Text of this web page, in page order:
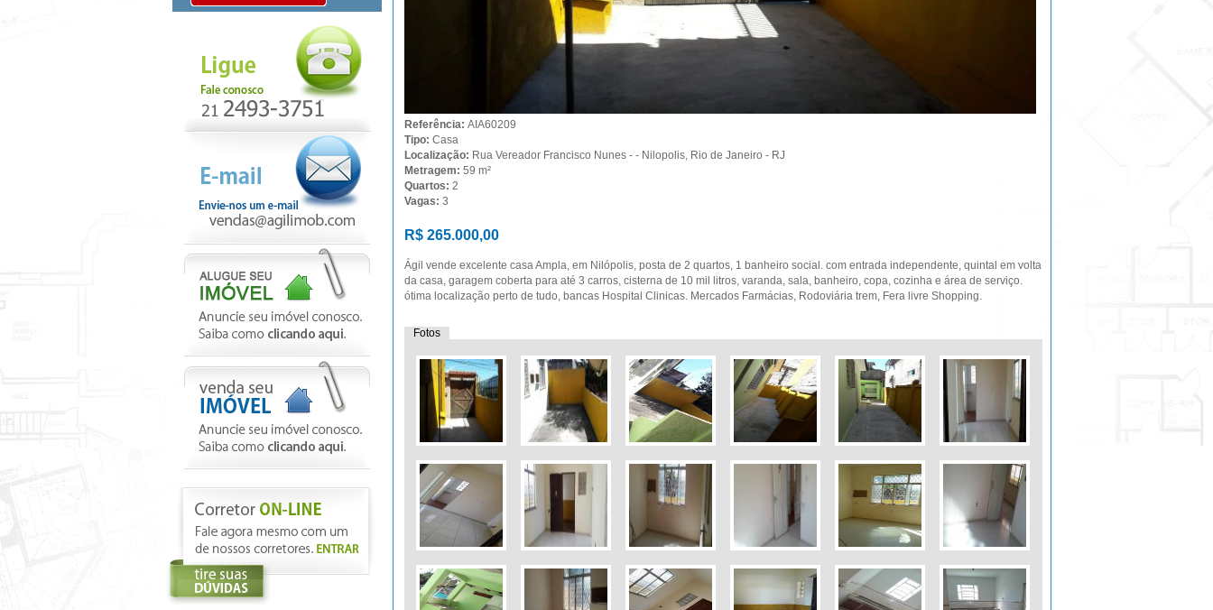
Referência: AIA60209
Tipo: Casa
Localização: Rua Vereador Francisco Nunes - - Nilopolis, Rio de Janeiro - RJ
Metragem: 59 m²
Quartos: 2
Vagas: 3
R$ 265.000,00
Ágil vende excelente casa Ampla, em Nilópolis, posta de 2 quartos, 1 banheiro social. com entrada independente, quintal em volta
da casa, garagem coberta para até 3 carros, cisterna de 10 mil litros, varanda, sala, banheiro, copa, cozinha e área de serviço.
ótima localização perto de tudo, bancas Hospital Clinicas. Mercados Farmácias, Rodoviária trem, Fera livre Shopping.
Fotos